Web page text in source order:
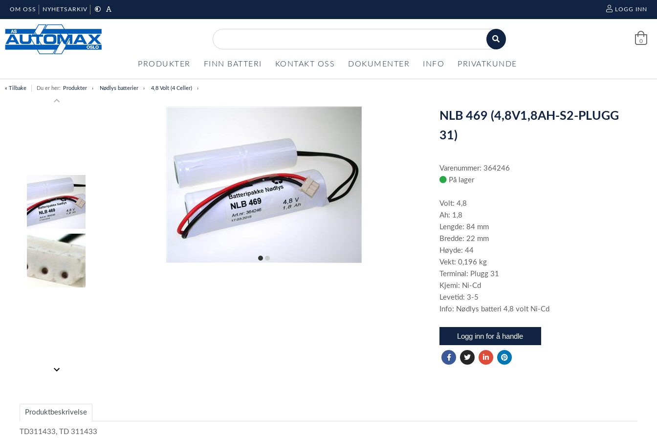
OM OSS NYHETSARKIV LOGG INN
0
PRODUKTER FINN BATTERI KONTAKT OSS DOKUMENTER INFO PRIVATKUNDE
« Tilbake Du er her: Produkter Nødlys batterier 4,8 Volt (4 Celler)
itemitem
NLB 469 (4,8V1,8AH-S2-PLUGG
31)
Varenummer: 364246
På lager
Volt: 4,8
Ah: 1,8
Lengde: 84 mm
Bredde: 22 mm
Høyde: 44
Vekt: 0,196 kg
Terminal: Plugg 31
Kjemi: Ni-Cd
Levetid: 3-5
Info: Nødlys batteri 4,8 volt Ni-Cd
Logg inn for å handle
Produktbeskrivelse
TD311433, TD 311433